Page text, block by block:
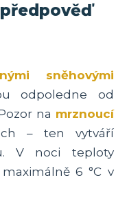
sněhovými
odpoledne od
na mrznoucí
– ten vytváří
V noci teploty
6 °C v